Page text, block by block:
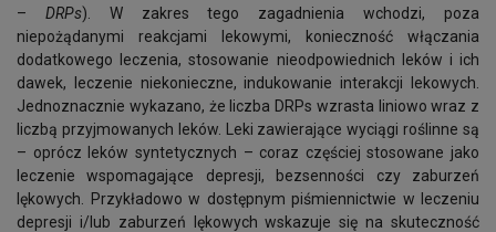
– DRPs). W zakres tego zagadnienia wchodzi, poza
niepożądanymi reakcjami lekowymi, konieczność włączania
dodatkowego leczenia, stosowanie nieodpowiednich leków i ich
dawek, leczenie niekonieczne, indukowanie interakcji lekowych.
Jednoznacznie wykazano, że liczba DRPs wzrasta liniowo wraz z
liczbą przyjmowanych leków. Leki zawierające wyciągi roślinne są
– oprócz leków syntetycznych – coraz częściej stosowane jako
leczenie wspomagające depresji, bezsenności czy zaburzeń
lękowych. Przykładowo w dostępnym piśmiennictwie w leczeniu
depresji i/lub zaburzeń lękowych wskazuje się na skuteczność